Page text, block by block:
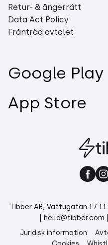
Retur- & ångerrätt
Data Act Policy
Frånträd avtalet
Google Play
App Store
Tibber AB, Vattugatan 17
| hello@tibber.com
Juridisk information